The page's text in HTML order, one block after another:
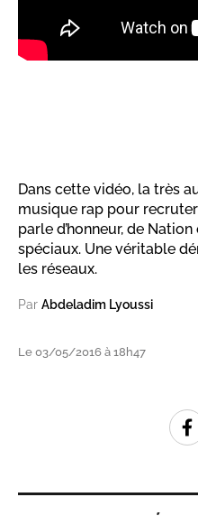
Dans cette vidéo, la très
musique rap pour
parle d’honneur, de
spéciaux. Une véritable
les réseaux.
Par Abdeladim Lyoussi
Le 03/05/2016 à 18h47